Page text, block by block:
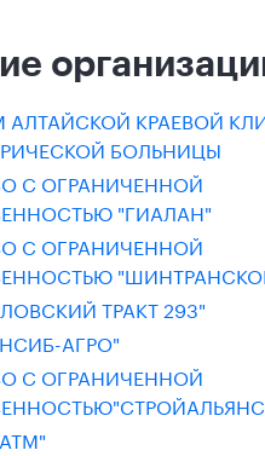
КРАЕВОЙ
БОЛЬНИЦЫ
С ОГРАНИЧЕННОЙ
"ГИАЛАН"
С ОГРАНИЧЕННОЙ
ТРАКТ 293"
АГРО"
С ОГРАНИЧЕННОЙ